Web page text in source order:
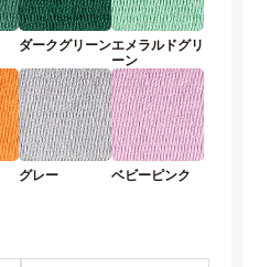
ダークグリーンエメラルドグリ
ーン
グレー ベビーピンク